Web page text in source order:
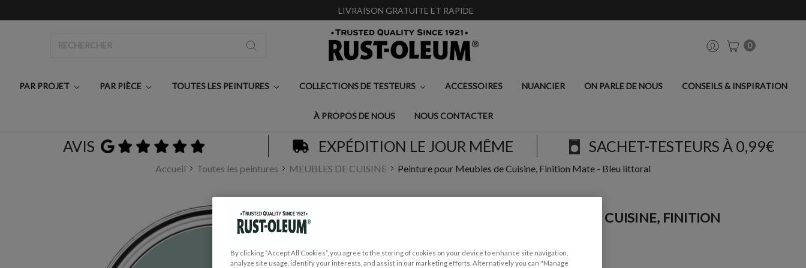
LIVRAISON GRATUITE ET RAPIDE
0
PAR PROJET PAR PIÈCE TOUTES LES PEINTURES COLLECTIONS DE TESTEURS ACCESSOIRES NUANCIER ON PARLE DE NOUS CONSEILS & INSPIRATION
À PROPOS DE NOUS NOUS CONTACTER
AVIS EXPÉDITION LE JOUR MÊME SACHET-TESTEURS À 0,99€
Accueil Toutes les peintures MEUBLES DE CUISINE Peinture pour Meubles de Cuisine, Finition Mate - Bleu littoral
PEINTURE POUR MEUBLES DE CUISINE, FINITION
€0,99 - €35,00
By clicking “Accept All Cookies”, you agree to the storing of cookies on your device to enhance site navigation,
analyze site usage, identify your interests, and assist in our marketing efforts. Alternatively you can "Manage